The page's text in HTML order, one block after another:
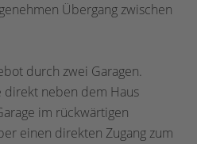
Übergang zwischen
durch zwei Garagen.
direkt neben dem Haus
im rückwärtigen
einen direkten Zugang zum